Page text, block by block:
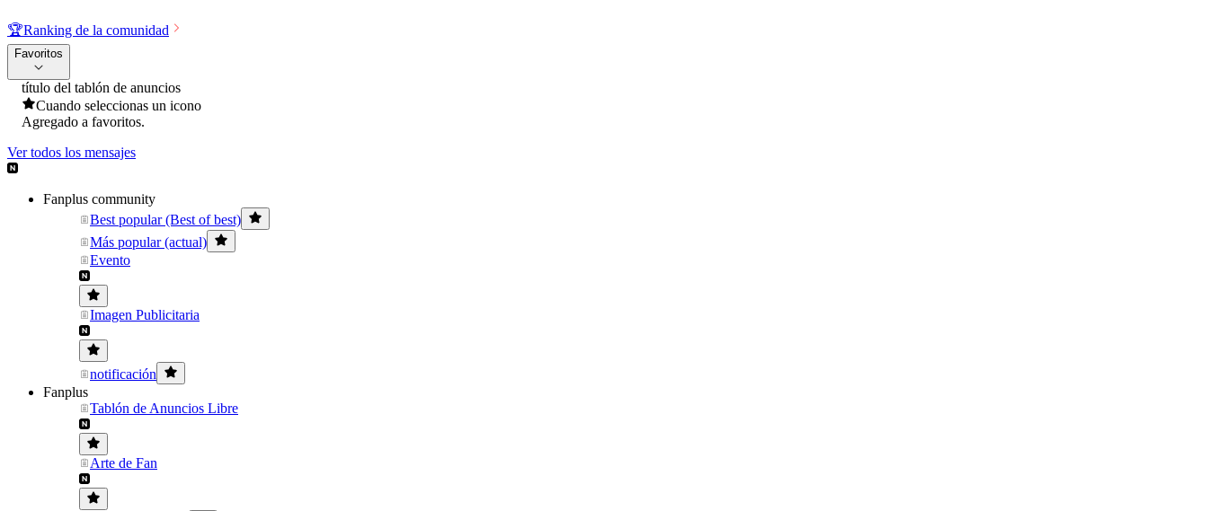
🏆Ranking de la comunidad
Favoritos
título del tablón de anuncios
Cuando seleccionas un icono
Agregado a favoritos.
Ver todos los mensajes
Fanplus community
Best popular (Best of best)
Más popular (actual)
Evento
Imagen Publicitaria
notificación
Fanplus
Tablón de Anuncios Libre
Arte de Fan